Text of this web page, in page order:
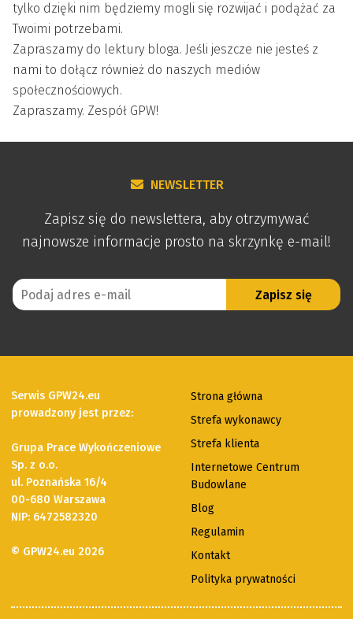
tylko dzięki nim będziemy mogli się rozwijać i podążać za
Twoimi potrzebami.
Zapraszamy do lektury bloga. Jeśli jeszcze nie jesteś z
nami to dołącz również do naszych mediów
społecznościowych.
Zapraszamy. Zespół GPW!
NEWSLETTER
Zapisz się do newslettera, aby otrzymywać
najnowsze informacje prosto na skrzynkę e-mail!
Serwis GPW24.eu
prowadzony jest przez:
Grupa Prace Wykończeniowe
Sp. z o.o.
ul. Poznańska 16/4
00-680 Warszawa
NIP: 6472582320
© GPW24.eu 2026
Strona główna
Strefa wykonawcy
Strefa klienta
Internetowe Centrum
Budowlane
Blog
Regulamin
Kontakt
Polityka prywatności